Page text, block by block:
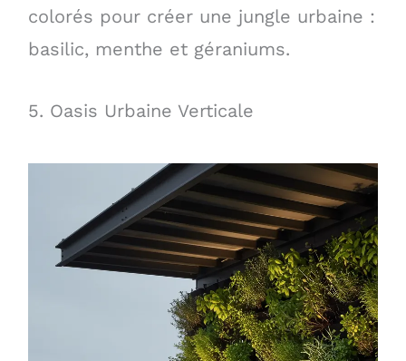
colorés pour créer une jungle urbaine :
basilic, menthe et géraniums.
5. Oasis Urbaine Verticale